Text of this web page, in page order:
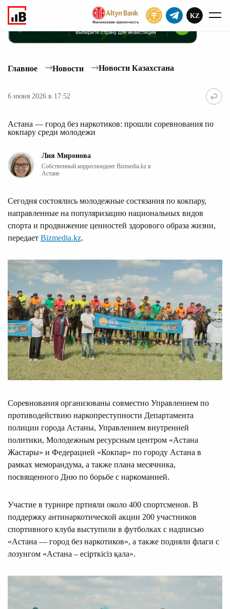
KZ
Главное Новости Новости Казахстана
6 июня 2026 в 17:52
Астана — город без наркотиков: прошли соревнования по
кокпару среди молодежи
Лия Миронова
Собственный корреспондент Bizmedia.kz в
Астане
Сегодня состоялись молодежные состязания по кокпару,
направленные на популяризацию национальных видов
спорта и продвижение ценностей здорового образа жизни,
передает Bizmedia.kz.
Соревнования организованы совместно Управлением по
противодействию наркопреступности Департамента
полиции города Астаны, Управлением внутренней
политики, Молодежным ресурсным центром «Астана
Жастары» и Федерацией «Кокпар» по городу Астана в
рамках меморандума, а также плана месячника,
посвященного Дню по борьбе с наркоманией.
Участие в турнире пртняли около 400 спортсменов. В
поддержку антинаркотической акции 200 участников
спортивного клуба выступили в футболках с надписью
«Астана — город без наркотиков», а также подняли флаги с
лозунгом «Астана – есірткісіз қала».